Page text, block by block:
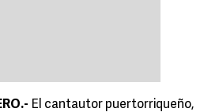
El cantautor puertorriqueño,